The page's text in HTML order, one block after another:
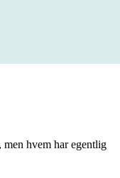
hvem har egentlig